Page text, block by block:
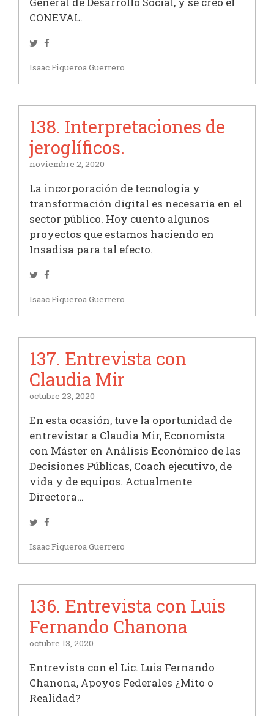
CONEVAL.
Twitter
Isaac Figueroa Guerrero
138. Interpretaciones de
jeroglíficos.
noviembre 2, 2020
La incorporación de tecnología y
transformación digital es necesaria en el
sector público. Hoy cuento algunos
proyectos que estamos haciendo en
Insadisa para tal efecto.
Twitter
Isaac Figueroa Guerrero
137. Entrevista con
Claudia Mir
octubre 23, 2020
En esta ocasión, tuve la oportunidad de
entrevistar a Claudia Mir, Economista
con Máster en Análisis Económico de las
Decisiones Públicas, Coach ejecutivo, de
vida y de equipos. Actualmente
Directora…
Twitter
Isaac Figueroa Guerrero
136. Entrevista con Luis
Fernando Chanona
octubre 13, 2020
Entrevista con el Lic. Luis Fernando
Chanona, Apoyos Federales ¿Mito o
Realidad?